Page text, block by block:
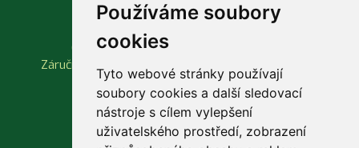
Používáme soubory
cookies
Tyto webové stránky používají
soubory cookies a další sledovací
nástroje s cílem vylepšení
uživatelského prostředí, zobrazení
Vše o nákupu
Obchodní podmínky
Záruční a reklamační podmínky
Důležité odkazy
Rychlá objednávka